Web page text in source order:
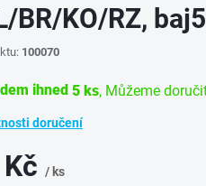
BR/KO/RZ, baj5
100070
ihned 5 ks
doručení
/ ks